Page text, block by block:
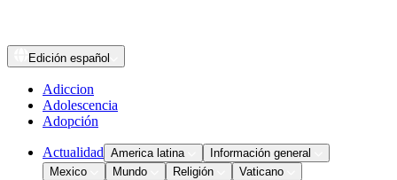
Edición español
Adiccion
Adolescencia
Adopción
Actualidad America latina
Información general
Mexico
Mundo Religión Vaticano